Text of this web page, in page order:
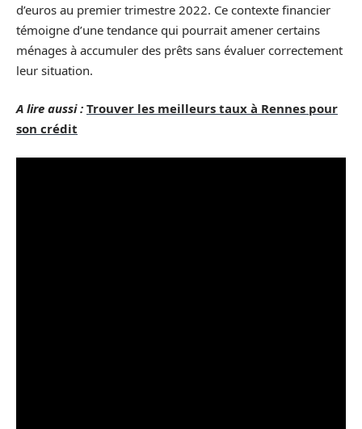
d’euros au premier trimestre 2022. Ce contexte financier
témoigne d’une tendance qui pourrait amener certains
ménages à accumuler des prêts sans évaluer correctement
leur situation.
A lire aussi : Trouver les meilleurs taux à Rennes pour
son crédit